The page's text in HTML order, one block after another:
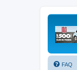
FAQ